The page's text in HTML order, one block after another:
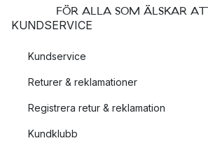
FÖR ALLA SOM ÄLSKAR
KUNDSERVICE
Kundservice
Returer & reklamationer
Registrera retur & reklamation
Kundklubb